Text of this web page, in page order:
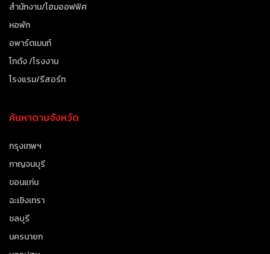
สำนักงาน/โฮมออฟฟิศ
หอพัก
อพาร์ตเมนท์
โกดัง /โรงงาน
โรงแรม/รีสอร์ท
ค้นหาตามจังหวัด
กรุงเทพฯ
กาญจนบุรี
ขอนแก่น
ฉะเชิงเทรา
ชลบุรี
นครนายก